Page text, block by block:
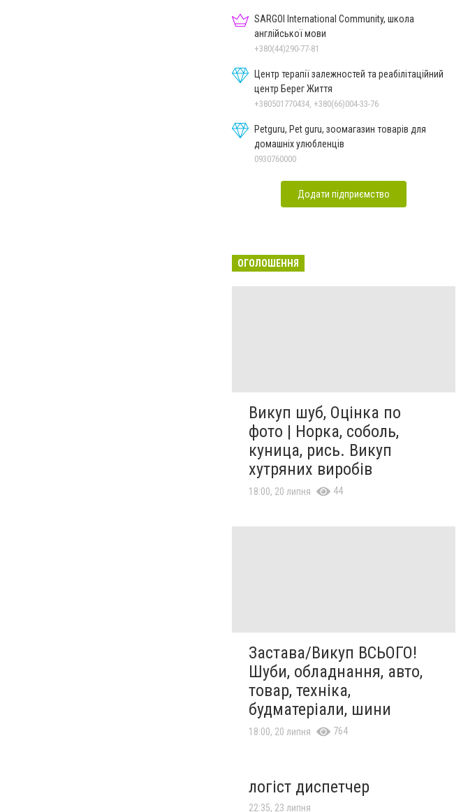
SARGOI International Community, школа
англійської мови
+380(44)290-77-81
Центр терапії залежностей та реабілітаційний
центр Берег Життя
+380501770434, +380(66)004-33-76
Petguru, Pet guru, зоомагазин товарів для
домашніх улюбленців
0930760000
Додати підприємство
ОГОЛОШЕННЯ
Викуп шуб, Оцінка по
фото | Норка, соболь,
куница, рись. Викуп
хутряних виробів
18:00, 20 липня 44
Застава/Викуп ВСЬОГО!
Шуби, обладнання, авто,
товар, техніка,
будматеріали, шини
18:00, 20 липня 764
логіст диспетчер
22:35, 23 липня